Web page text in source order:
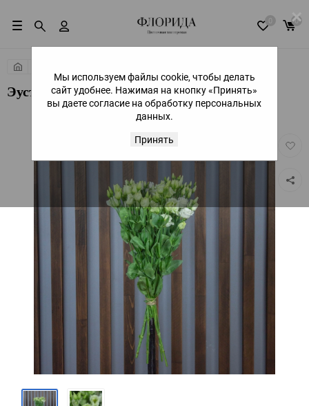
×
Мы используем файлы cookie, чтобы делать
сайт удобнее. Нажимая на кнопку «Принять»
вы даете согласие на обработку персональных
данных.
Принять
0
Эустома